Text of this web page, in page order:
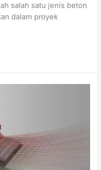
salah satu jenis beton
dalam proyek